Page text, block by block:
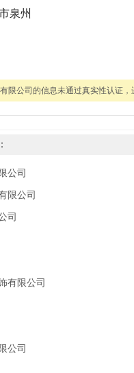
泉州
限公司的信息未通过真实性认证
公司
限公司
司
有限公司
公司